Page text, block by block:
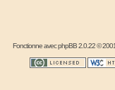
Fonctionne avecphpBB2.0.22 ©